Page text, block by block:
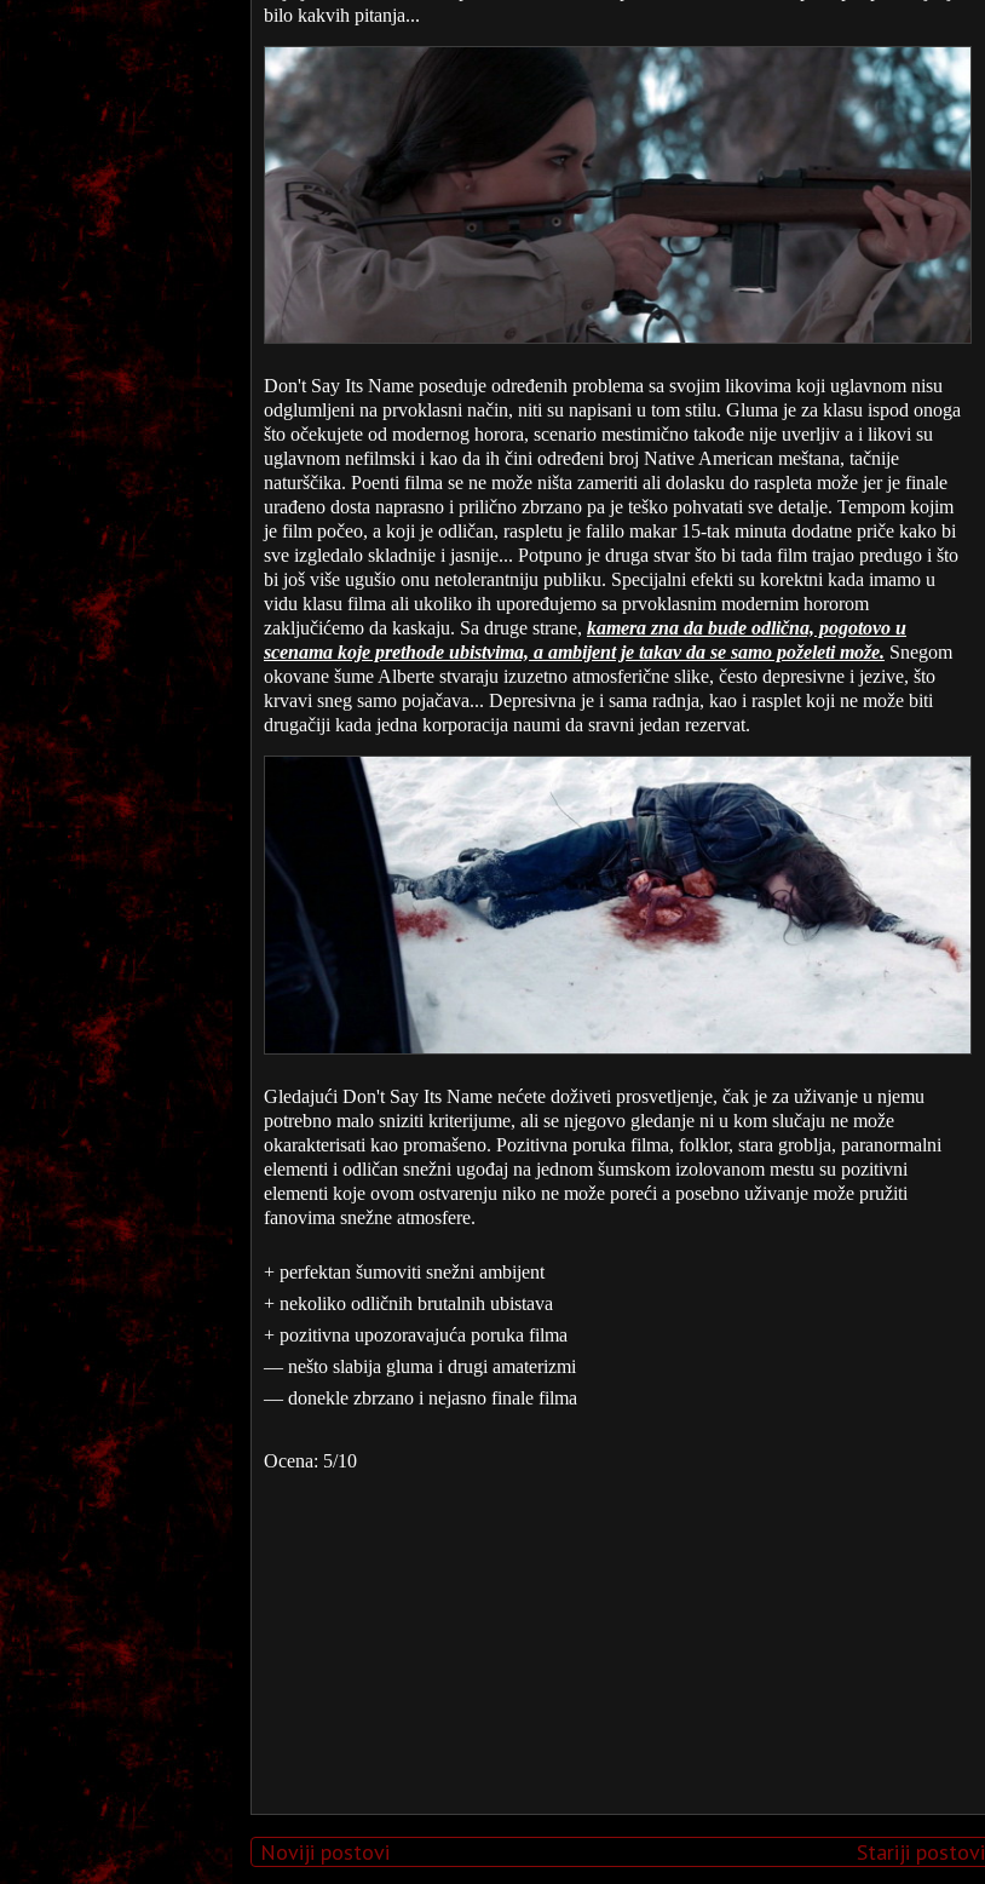
bilo kakvih pitanja...
Don't Say Its Name poseduje određenih problema sa svojim likovima koji uglavnom nisu
odglumljeni na prvoklasni način, niti su napisani u tom stilu. Gluma je za klasu ispod onoga
što očekujete od modernog horora, scenario mestimično takođe nije uverljiv a i likovi su
uglavnom nefilmski i kao da ih čini određeni broj Native American meštana, tačnije
naturščika. Poenti filma se ne može ništa zameriti ali dolasku do raspleta može jer je finale
urađeno dosta naprasno i prilično zbrzano pa je teško pohvatati sve detalje. Tempom kojim
je film počeo, a koji je odličan, raspletu je falilo makar 15-tak minuta dodatne priče kako bi
sve izgledalo skladnije i jasnije... Potpuno je druga stvar što bi tada film trajao predugo i što
bi još više ugušio onu netolerantniju publiku. Specijalni efekti su korektni kada imamo u
vidu klasu filma ali ukoliko ih upoređujemo sa prvoklasnim modernim hororom
zaključićemo da kaskaju. Sa druge strane, kamera zna da bude odlična, pogotovo u
scenama koje prethode ubistvima, a ambijent je takav da se samo poželeti može. Snegom
okovane šume Alberte stvaraju izuzetno atmosferične slike, često depresivne i jezive, što
krvavi sneg samo pojačava... Depresivna je i sama radnja, kao i rasplet koji ne može biti
drugačiji kada jedna korporacija naumi da sravni jedan rezervat.
Gledajući Don't Say Its Name nećete doživeti prosvetljenje, čak je za uživanje u njemu
potrebno malo sniziti kriterijume, ali se njegovo gledanje ni u kom slučaju ne može
okarakterisati kao promašeno. Pozitivna poruka filma, folklor, stara groblja, paranormalni
elementi i odličan snežni ugođaj na jednom šumskom izolovanom mestu su pozitivni
elementi koje ovom ostvarenju niko ne može poreći a posebno uživanje može pružiti
fanovima snežne atmosfere.
+ perfektan šumoviti snežni ambijent
+ nekoliko odličnih brutalnih ubistava
+ pozitivna upozoravajuća poruka filma
— nešto slabija gluma i drugi amaterizmi
— donekle zbrzano i nejasno finale filma
Ocena: 5/10
Noviji postovi Stariji postovi